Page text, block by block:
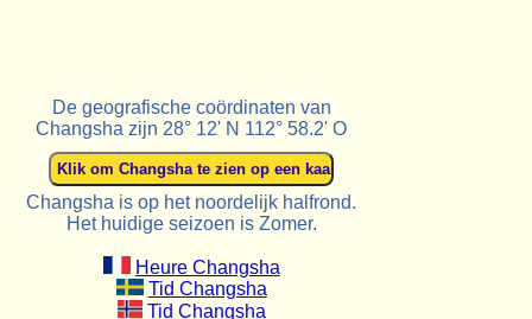
De geografische coördinaten van
Changsha zijn 28° 12' N 112° 58.2' O
Changsha is op het noordelijk halfrond.
Het huidige seizoen is Zomer.
Heure Changsha
Tid Changsha
Tid Changsha